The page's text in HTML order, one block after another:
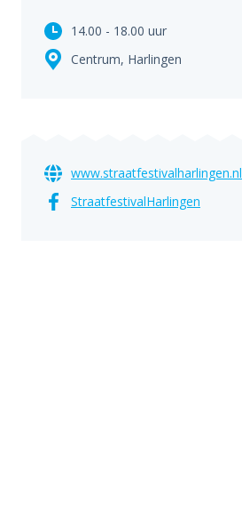
14.00 - 18.00 uur
Centrum, Harlingen
www.straatfestivalharlingen.nl
StraatfestivalHarlingen